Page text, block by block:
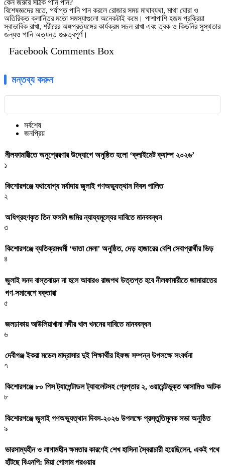
কেন জরুরি সঠিক পানি পান?
বিশেষজ্ঞদের মতে, পর্যাপ্ত পানি পান করলে রোজার সময় মাথাব্যথা, মাথা ঘোরা ও
অতিরিক্ত ক্লান্তির মতো সমস্যাগুলো অনেকটাই কমে। পাশাপাশি হজম প্রক্রিয়া
স্বাভাবিক রাখা, শরীরের অঙ্গপ্রত্যঙ্গের কার্যক্রম সচল রাখা এবং ত্বক ও কিডনির সুস্থতার
জন্যও পানি অত্যন্ত গুরুত্বপূর্ণ।
Facebook Comments Box
মন্তব্য করুন
সর্বশেষ
জনপ্রিয়
নীলফামারীতে অনুপ্রেরণার উদ্যোগে অনুষ্ঠিত হলো ‘ক্লাইমেট ক্যাম্প ২০২৬’
১
কিশোরগঞ্জে যথাযোগ্য মর্যাদায় জুলাই গণঅভ্যুত্থান দিবস পালিত
২
অধিগ্রহণকৃত তিন ফসলি জমির ন্যায্যমূল্যের দাবিতে মানববন্ধন
৩
কিশোরগঞ্জে ব্যতিক্রমধর্মী ‘ভাতা মেলা’ অনুষ্ঠিত, দেড় হাজারের বেশি সেবাপ্রার্থীর ভিড়
৪
জুলাই সনদ বাস্তবায়ন না হলে আবারও রাজপথ উত্তপ্ত হবে নীলফামারীতে জামায়াতের
গণ-সমাবেশে বক্তারা
৫
জলঢাকায় আউলিয়াখানা নদীর খাল খননের দাবিতে মানববন্ধন
৬
দেবীগঞ্জ ইকরা মডেল মাদ্রাসার দুই শিক্ষার্থীর হিফজ সম্পন্ন উপলক্ষে সংবর্ধনা
৭
কিশোরগঞ্জে ৮০ পিস ট্যাপেন্টাডল ট্যাবলেটসহ গ্রেপ্তার ২, ওয়ারেন্টভুক্ত আসামিও আটক
৮
কিশোরগঞ্জে জুলাই গণঅভ্যুত্থান দিবস-২০২৬ উপলক্ষে প্রস্তুতিমূলক সভা অনুষ্ঠিত
৯
ভারসাম্যহীন ও লাগামহীন ক্ষমতার কারণেই শেখ হাসিনা স্বৈরাচারী হয়েছিলেন, একই পথে
হাঁটছে বিএনপি: মিয়া গোলাম পরওয়ার